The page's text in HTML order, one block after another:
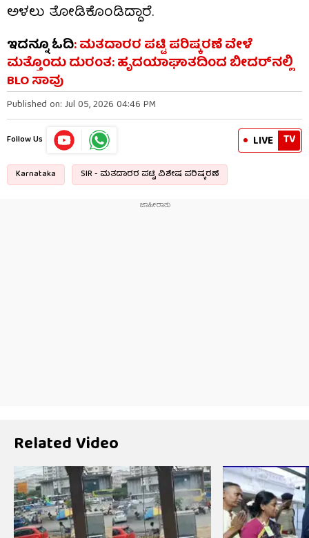
ಅಳಲು ತೋಡಿಕೊಂಡಿದ್ದಾರೆ.
ಇದನ್ನೂ ಓದಿ:ಮತದಾರರ ಪಟ್ಟಿ ಪರಿಷ್ಕರಣೆ ವೇಳೆ
ಮತ್ತೊಂದು ದುರಂತ: ಹೃದಯಾಘಾತದಿಂದ ಬೀದರ್​​ನಲ್ಲಿ
BLO ಸಾವು
Published on: Jul 05, 2026 04:46 PM
Follow Us LIVE TV
Karnataka SIR - ಮತದಾರರ ಪಟ್ಟಿ ವಿಶೇಷ ಪರಿಷ್ಕರಣೆ
Related Video